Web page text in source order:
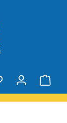
Du hast 0